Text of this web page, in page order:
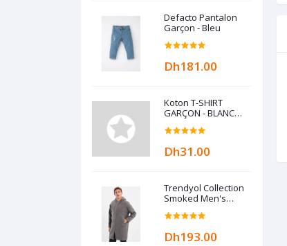
Defacto Pantalon
Garçon - Bleu
Dh181.00
Koton T-SHIRT
GARÇON - BLANC
ECRU
Dh31.00
Trendyol Collection
Smoked Men's
Hooded Zippered
Oversize Coat
Dh193.00